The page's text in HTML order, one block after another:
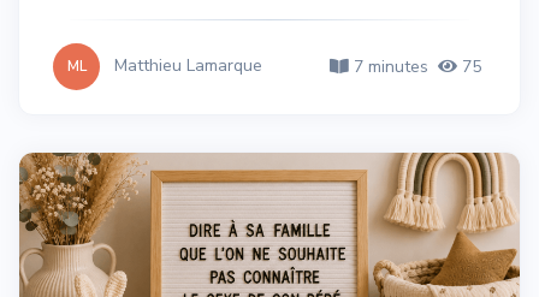
ML Matthieu Lamarque 7 minutes 75